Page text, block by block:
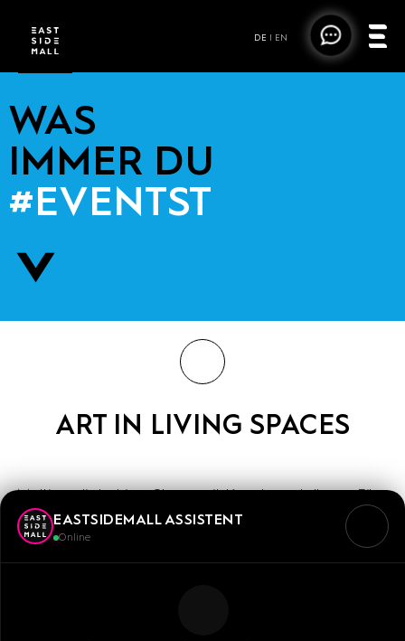
DE | EN
EASTSIDEMALL ASSISTENT
Online
WAS
IMMER DU
#EVENTST
ART IN LIVING SPACES
Multimediale Live-Show mit Kunstausstellung, Film,
Musik, szenischen Lesungen und Talk. Unsere Gäste
sind Crow, Markus Gertken, Schüller & Band und